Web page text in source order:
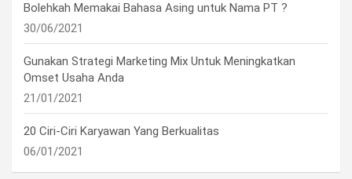
Bolehkah Memakai Bahasa Asing untuk Nama PT ?
30/06/2021
Gunakan Strategi Marketing Mix Untuk Meningkatkan
Omset Usaha Anda
21/01/2021
20 Ciri-Ciri Karyawan Yang Berkualitas
06/01/2021